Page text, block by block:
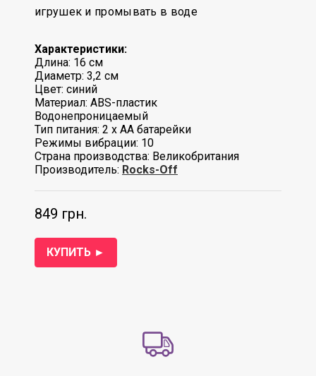
игрушек и промывать в воде
Характеристики:
Длина: 16 см
Диаметр: 3,2 см
Цвет: синий
Материал: ABS-пластик
Водонепроницаемый
Тип питания: 2 х АА батарейки
Режимы вибрации: 10
Страна производства: Великобритания
Производитель: Rocks-Off
КУПИТЬ ►
849 грн.